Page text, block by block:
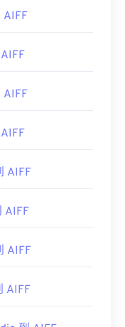
Media Player
VLC 媒體播放
AIFF
AIFF
AIFF
AIFF
AIFF
AIFF